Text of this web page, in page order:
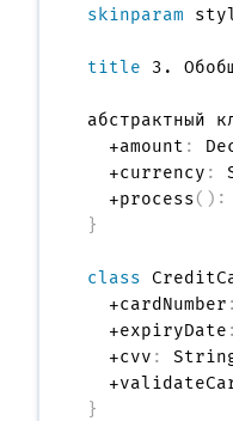
skinparam
title 3.
абстрактный
  +amount
:
  +currency
:
  +process
( ) :
}
class
  +cardNumber
:
  +expiryDate
:
  +cvv
:
}